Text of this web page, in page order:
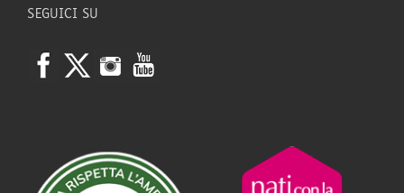
SEGUICI SU